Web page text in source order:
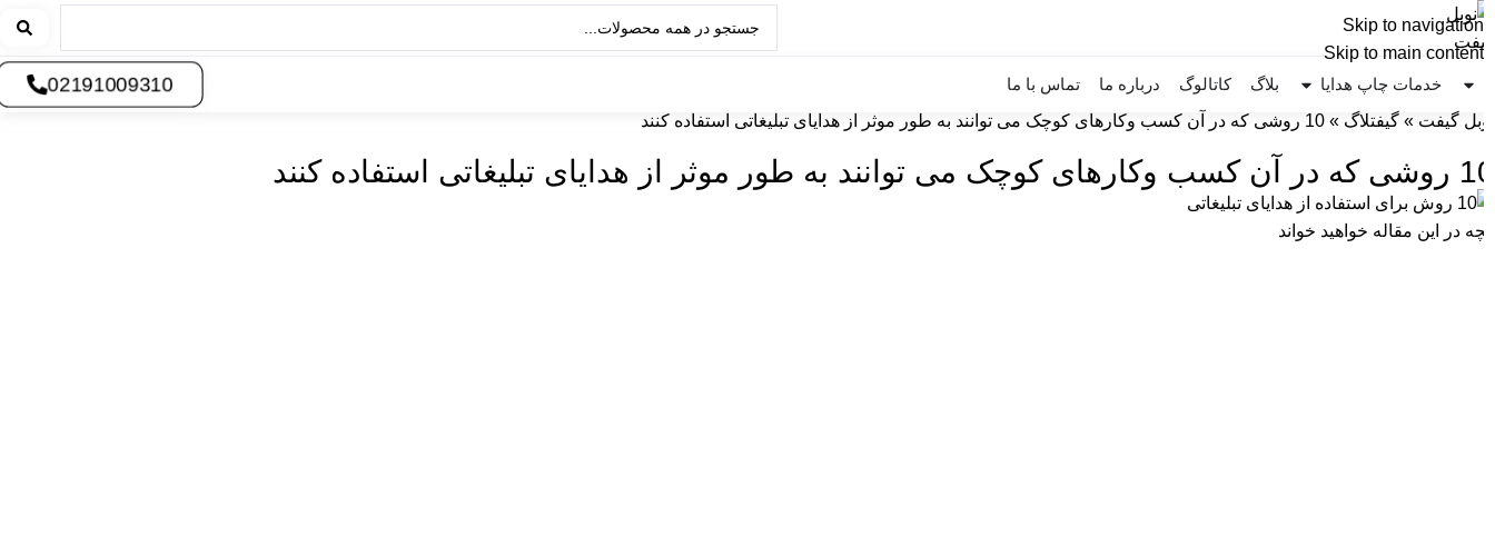
Skip to navigation
Skip to main content
خدمات چاپ هدایا بلاگ کاتالوگ درباره ما تماس با ما 02191009310
گیفت»گیفتلاگ»10 روشی که در آن کسب وکارهای کوچک می توانند به طور موثر از هدایای تبلیغاتی استفاده کنند
به طور موثر از هدایای تبلیغاتی استفاده کنند
در این مقاله خواهید خواند